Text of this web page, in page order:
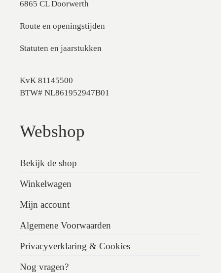
6865 CL Doorwerth
Route en openingstijden
Statuten en jaarstukken
KvK 81145500
BTW# NL861952947B01
Webshop
Bekijk de shop
Winkelwagen
Mijn account
Algemene Voorwaarden
Privacyverklaring & Cookies
Nog vragen?